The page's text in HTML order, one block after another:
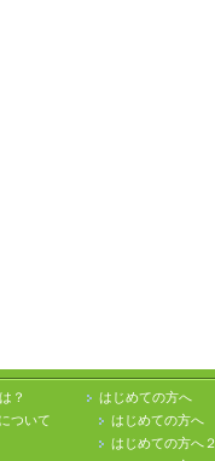
？
ついて
はじめての方へ
はじめての方へ
はじめての方へ２